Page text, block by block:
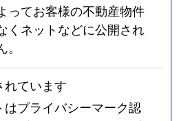
ってお客様の不動産物件
くネットなどに公開され
れています
はプライバシーマーク認